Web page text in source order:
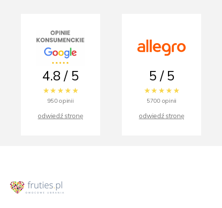
4.8 / 5
950 opinii
odwiedź stronę
5 / 5
5700 opinii
odwiedź stronę